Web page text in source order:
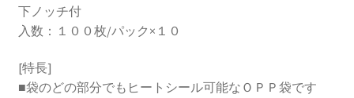
下ノッチ付
入数：１００枚/パック×１０
[特長]
■袋のどの部分でもヒートシール可能なＯＰＰ袋です